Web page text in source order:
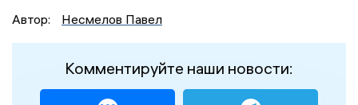
Автор:
Несмелов Павел
Комментируйте наши новости: